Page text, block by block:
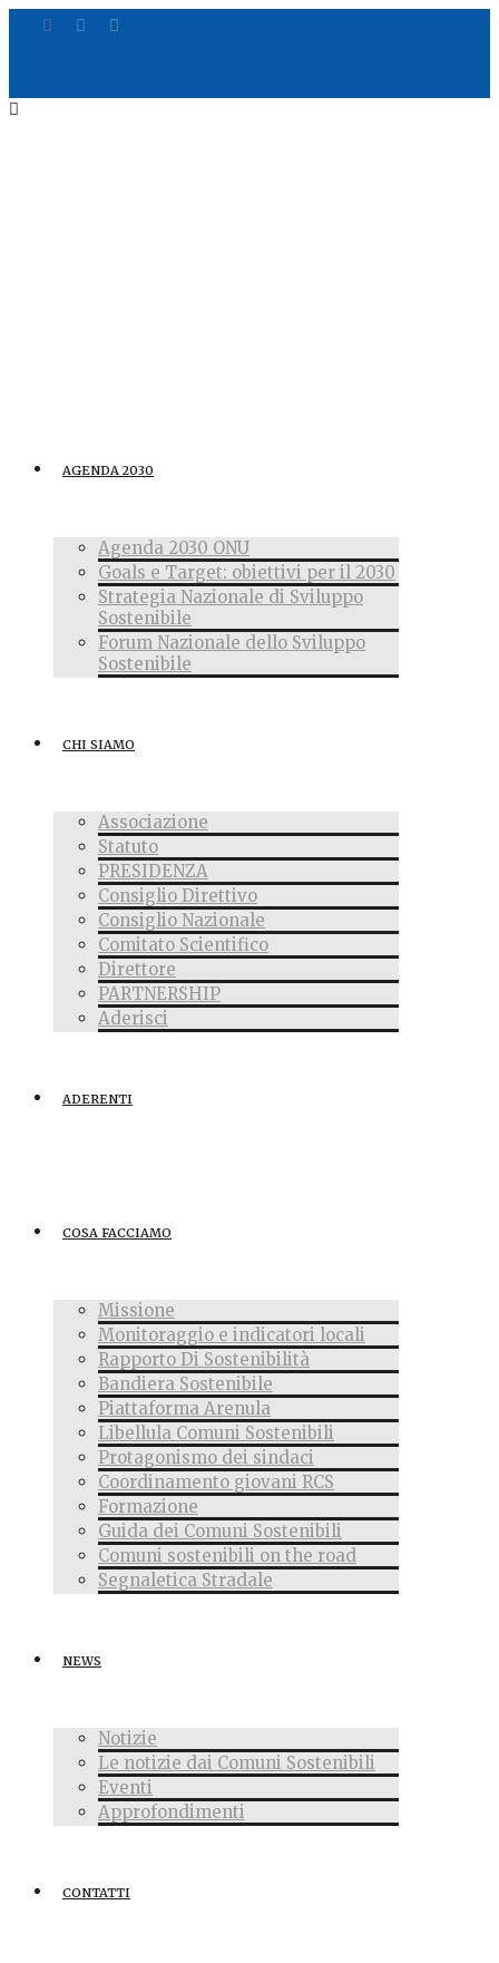
AGENDA 2030
Agenda 2030 ONU
Goals e Target: obiettivi per il 2030
Strategia Nazionale di Sviluppo
Sostenibile
Forum Nazionale dello Sviluppo
Sostenibile
CHI SIAMO
Associazione
Statuto
PRESIDENZA
Consiglio Direttivo
Consiglio Nazionale
Comitato Scientifico
Direttore
PARTNERSHIP
Aderisci
ADERENTI
COSA FACCIAMO
Missione
Monitoraggio e indicatori locali
Rapporto Di Sostenibilità
Bandiera Sostenibile
Piattaforma Arenula
Libellula Comuni Sostenibili
Protagonismo dei sindaci
Coordinamento giovani RCS
Formazione
Guida dei Comuni Sostenibili
Comuni sostenibili on the road
Segnaletica Stradale
NEWS
Notizie
Le notizie dai Comuni Sostenibili
Eventi
Approfondimenti
CONTATTI